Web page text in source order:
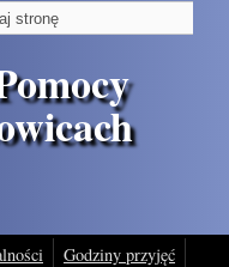
Godziny przyjęć